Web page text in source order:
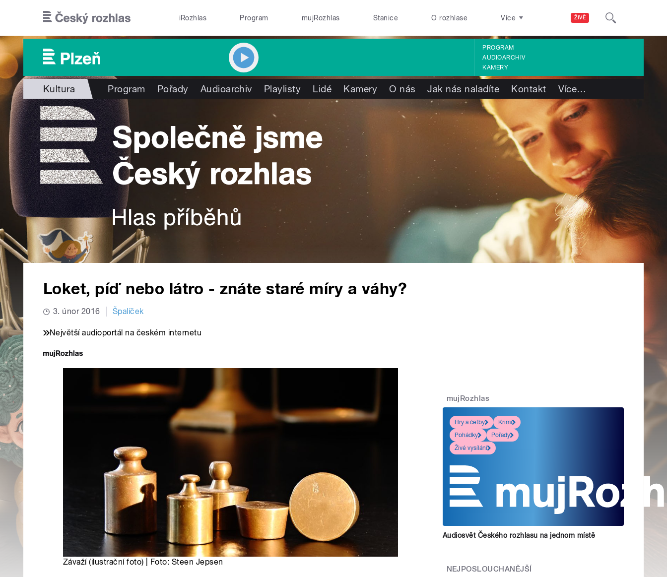
ŽIVĚ
iRozhlas Program mujRozhlas Stanice O rozhlase Více
PROGRAM
AUDIOARCHIV
KAMERY
Kultura Program Pořady Audioarchiv Playlisty Lidé Kamery O nás Jak nás naladíte Kontakt Více…
Loket, píď nebo látro - znáte staré míry a váhy?
3. únor 2016 Špalíček
Největší audioportál na českém internetu
Závaží (ilustrační foto) | Foto: Steen Jepsen
mujRozhlas
Hry a četby
Krimi
Pohádky
Pořady
Živé vysílání
Audiosvět Českého rozhlasu na jednom místě
NEJPOSLOUCHANĚJŠÍ